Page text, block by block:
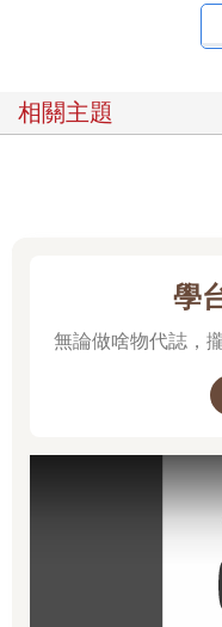
相關主題
學
無論做啥物代誌，